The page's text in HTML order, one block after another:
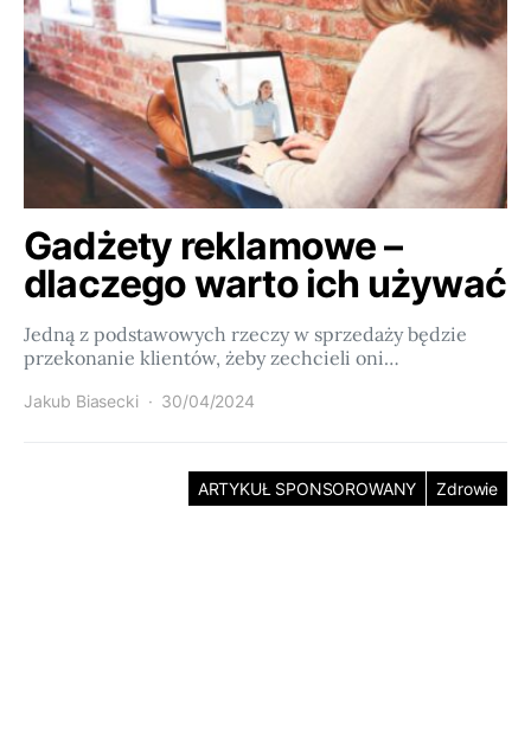
Gadżety reklamowe –
dlaczego warto ich używać
Jedną z podstawowych rzeczy w sprzedaży będzie
przekonanie klientów, żeby zechcieli oni…
Jakub Biasecki 30/04/2024
ARTYKUŁ SPONSOROWANY Zdrowie